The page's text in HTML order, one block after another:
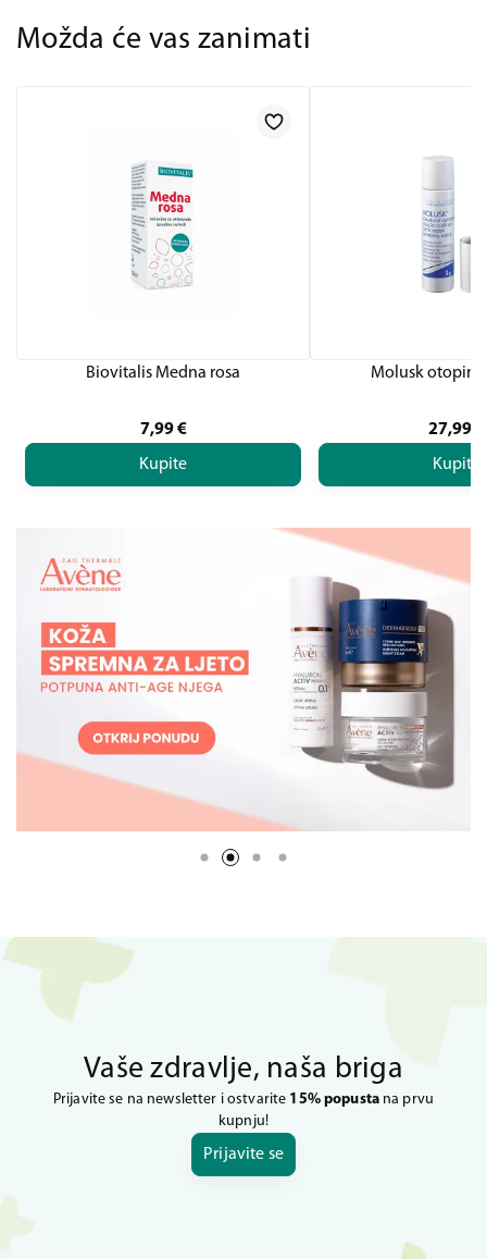
Možda će vas zanimati
Biovitalis Medna rosa
7,99 €
Kupite
Molusk otopina
27,99
Kupite
Vaše zdravlje, naša briga
Prijavite se na newsletter i ostvarite 15% popustana prvu
kupnju!
Prijavite se